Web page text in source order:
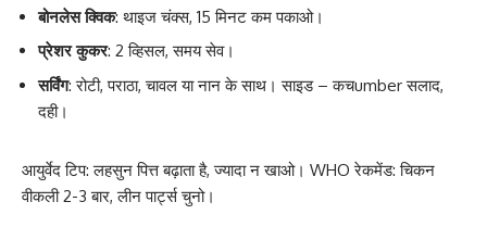
बोनलेस क्विक: थाइज चंक्स, 15 मिनट कम पकाओ।
प्रेशर कुकर: 2 व्हिसल, समय सेव।
सर्विंग: रोटी, पराठा, चावल या नान के साथ। साइड – कचumber सलाद,
दही।
आयुर्वेद टिप: लहसुन पित्त बढ़ाता है, ज्यादा न खाओ। WHO रेकमेंड: चिकन
वीकली 2-3 बार, लीन पार्ट्स चुनो।